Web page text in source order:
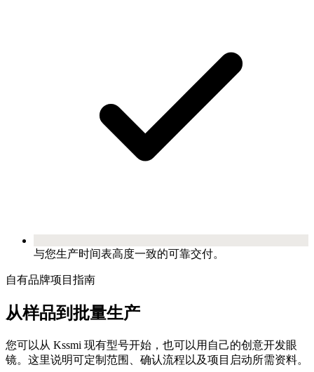
与您生产时间表高度一致的可靠交付。
自有品牌项目指南
从样品到批量生产
您可以从 Kssmi 现有型号开始，也可以用自己的创意开发眼
镜。这里说明可定制范围、确认流程以及项目启动所需资料。